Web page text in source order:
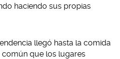
haciendo sus propias
llegó hasta la comida
común que los lugares